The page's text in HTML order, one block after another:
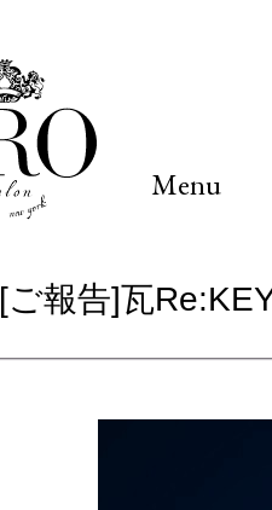
Menu
[ご報告]瓦